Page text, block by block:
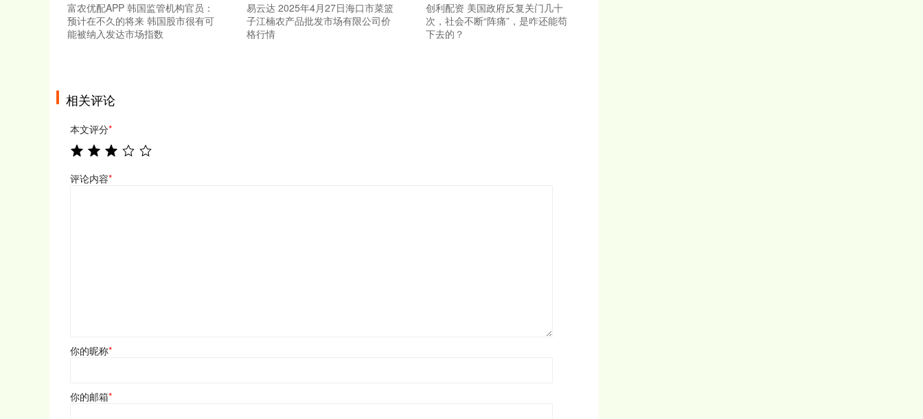
富农优配APP 韩国监管机构官员：
预计在不久的将来 韩国股市很有可
能被纳入发达市场指数
易云达 2025年4月27日海口市菜篮
子江楠农产品批发市场有限公司价
格行情
创利配资 美国政府反复关门几十
次，社会不断“阵痛”，是咋还能苟
下去的？
相关评论
本文评分*
评论内容*
你的昵称*
你的邮箱*